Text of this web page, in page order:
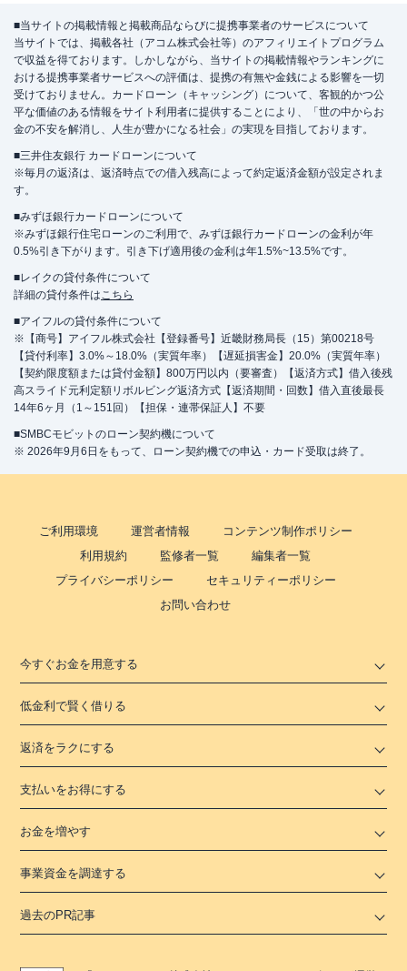
■当サイトの掲載情報と掲載商品ならびに提携事業者のサービスについて
当サイトでは、掲載各社（アコム株式会社等）のアフィリエイトプログラム
で収益を得ております。しかしながら、当サイトの掲載情報やランキングに
おける提携事業者サービスへの評価は、提携の有無や金銭による影響を一切
受けておりません。カードローン（キャッシング）について、客観的かつ公
平な価値のある情報をサイト利用者に提供することにより、「世の中からお
金の不安を解消し、人生が豊かになる社会」の実現を目指しております。
■三井住友銀行 カードローンについて
※毎月の返済は、返済時点での借入残高によって約定返済金額が設定されま
す。
■みずほ銀行カードローンについて
※みずほ銀行住宅ローンのご利用で、みずほ銀行カードローンの金利が年
0.5%引き下がります。引き下げ適用後の金利は年1.5%~13.5%です。
■レイクの貸付条件について
詳細の貸付条件はこちら
■アイフルの貸付条件について
※【商号】アイフル株式会社【登録番号】近畿財務局長（15）第00218号
【貸付利率】3.0%～18.0%（実質年率）【遅延損害金】20.0%（実質年率）
【契約限度額または貸付金額】800万円以内（要審査）【返済方式】借入後残
高スライド元利定額リボルビング返済方式【返済期間・回数】借入直後最長
14年6ヶ月（1～151回）【担保・連帯保証人】不要
■SMBCモビットのローン契約機について
※ 2026年9月6日をもって、ローン契約機での申込・カード受取は終了。
ご利用環境 運営者情報
コンテンツ制作ポリシー
利用規約
監修者一覧
編集者一覧
プライバシーポリシー
セキュリティーポリシー
お問い合わせ
今すぐお金を用意する
低金利で賢く借りる
返済をラクにする
支払いをお得にする
お金を増やす
事業資金を調達する
過去のPR記事